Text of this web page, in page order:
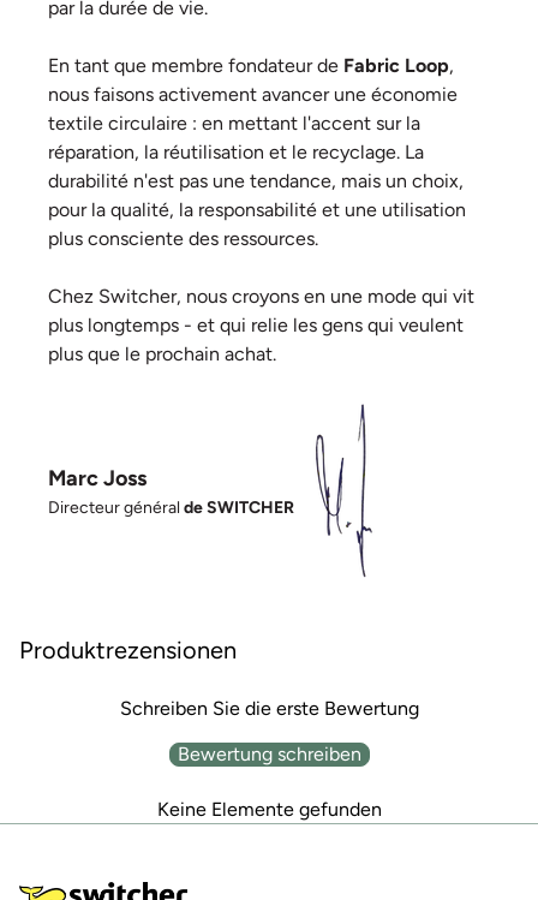
par la durée de vie.
En tant que membre fondateur de Fabric Loop,
nous faisons activement avancer une économie
textile circulaire : en mettant l'accent sur la
réparation, la réutilisation et le recyclage. La
durabilité n'est pas une tendance, mais un choix,
pour la qualité, la responsabilité et une utilisation
plus consciente des ressources.
Chez Switcher, nous croyons en une mode qui vit
plus longtemps - et qui relie les gens qui veulent
plus que le prochain achat.
Marc Joss
Directeur général de SWITCHER
Produktrezensionen
Schreiben Sie die erste Bewertung
Bewertung schreiben
Keine Elemente gefunden